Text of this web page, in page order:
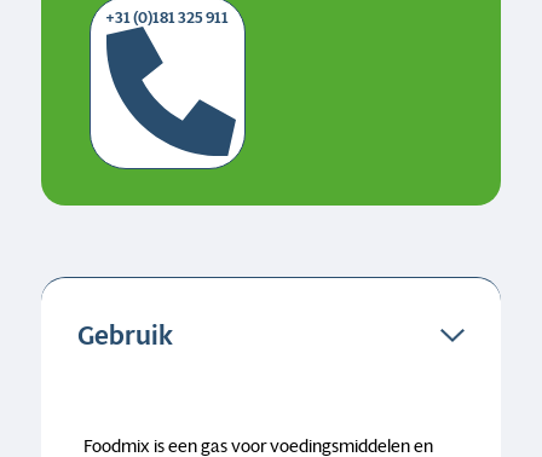
+31 (0)181 325 911
Gebruik
Foodmix is een gas voor voedingsmiddelen en